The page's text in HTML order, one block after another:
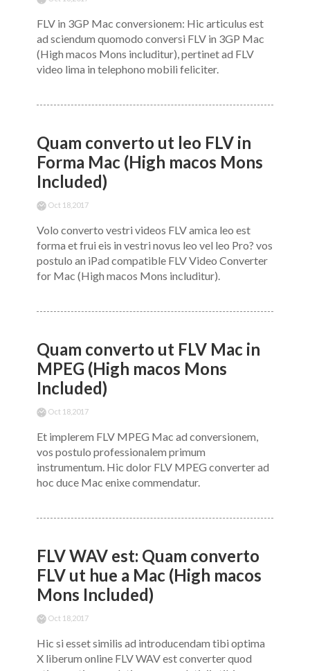
FLV in 3GP Mac conversionem: Hic articulus est
ad sciendum quomodo conversi FLV in 3GP Mac
(High macos Mons includitur), pertinet ad FLV
video lima in telephono mobili feliciter.
Quam converto ut leo FLV in
Forma Mac (High macos Mons
Included)
Oct 18,2017
Volo converto vestri videos FLV amica leo est
forma et frui eis in vestri novus leo vel leo Pro? vos
postulo an iPad compatible FLV Video Converter
for Mac (High macos Mons includitur).
Quam converto ut FLV Mac in
MPEG (High macos Mons
Included)
Oct 18,2017
Et implerem FLV MPEG Mac ad conversionem,
vos postulo professionalem primum
instrumentum. Hic dolor FLV MPEG converter ad
hoc duce Mac enixe commendatur.
FLV WAV est: Quam converto
FLV ut hue a Mac (High macos
Mons Included)
Oct 18,2017
Hic si esset similis ad introducendam tibi optima
X liberum online FLV WAV est converter quod